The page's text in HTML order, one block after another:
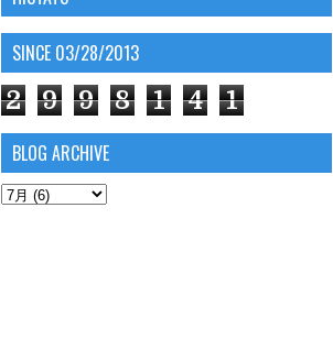
SINCE 03/28/2013
2 9 9 8 1 4 1
BLOG ARCHIVE